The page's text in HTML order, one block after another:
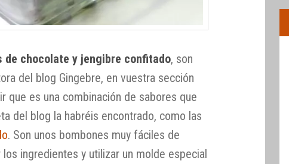
de chocolate y jengibre confitado, son
del blog Gingebre, en vuestra sección
que es una combinación de sabores que
del blog la habréis encontrado, como las
. Son unos bombones muy fáciles de
ingredientes y utilizar un molde especial